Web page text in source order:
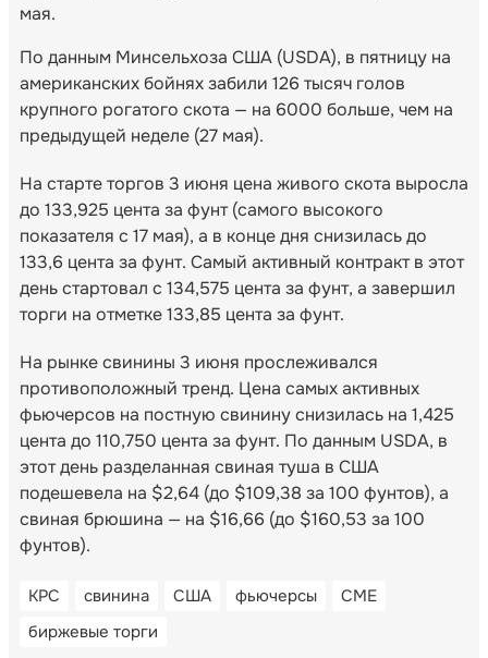
мая.
По данным Минсельхоза США (USDA), в пятницу на
американских бойнях забили 126 тысяч голов
крупного рогатого скота — на 6000 больше, чем на
предыдущей неделе (27 мая).
На старте торгов 3 июня цена живого скота выросла
до 133,925 цента за фунт (самого высокого
показателя с 17 мая), а в конце дня снизилась до
133,6 цента за фунт. Самый активный контракт в этот
день стартовал с 134,575 цента за фунт, а завершил
торги на отметке 133,85 цента за фунт.
На рынке свинины 3 июня прослеживался
противоположный тренд. Цена самых активных
фьючерсов на постную свинину снизилась на 1,425
цента до 110,750 цента за фунт. По данным USDA, в
этот день разделанная свиная туша в США
подешевела на $2,64 (до $109,38 за 100 фунтов), а
свиная брюшина — на $16,66 (до $160,53 за 100
фунтов).
КРС свинина США фьючерсы
CME
биржевые торги